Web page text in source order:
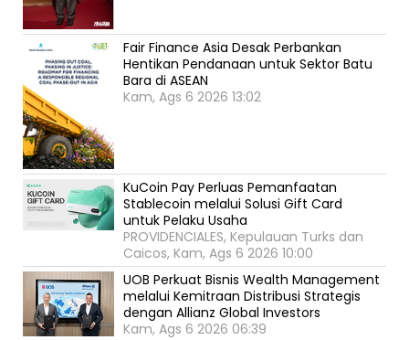
Fair Finance Asia Desak Perbankan
Hentikan Pendanaan untuk Sektor Batu
Bara di ASEAN
Kam, Ags 6 2026 13:02
KuCoin Pay Perluas Pemanfaatan
Stablecoin melalui Solusi Gift Card
untuk Pelaku Usaha
PROVIDENCIALES, Kepulauan Turks dan
Caicos, Kam, Ags 6 2026 10:00
UOB Perkuat Bisnis Wealth Management
melalui Kemitraan Distribusi Strategis
dengan Allianz Global Investors
Kam, Ags 6 2026 06:39